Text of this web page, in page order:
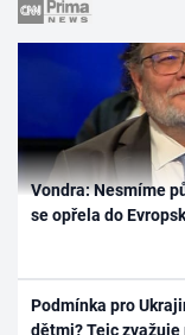
Vondra: Nesmíme
se opřela do
Podmínka pro
dětmi? Tejc